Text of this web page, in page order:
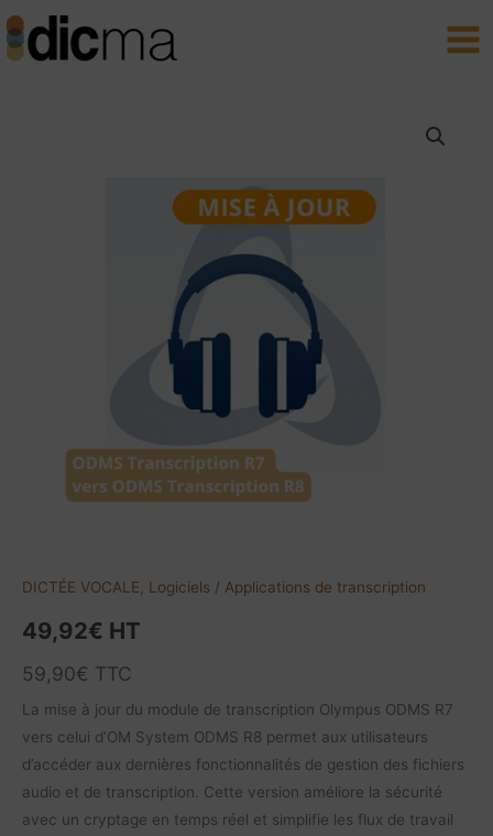
Aller
au
DICTÉE VOCALE Logiciels / Applications de transcription
49,92€ HT
59,90€ TTC
La mise à jour du module de transcription Olympus ODMS R7
vers celui d’OM System ODMS R8 permet aux utilisateurs
d’accéder aux dernières fonctionnalités de gestion des fichiers
audio et de transcription. Cette version améliore la sécurité
avec un cryptage en temps réel et simplifie les flux de travail